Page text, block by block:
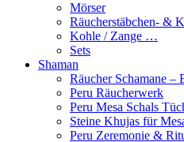
Mörser
Räucherstäbchen- &
Kohle / Zange …
Sets
Shaman
Räucher Schamane –
Peru Räucherwerk
Peru Mesa Schals
Steine Khujas für
Peru Zeremonie &